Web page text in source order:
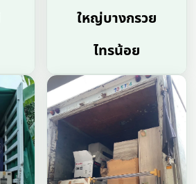
ใหญ่บางกรวย
ไทรน้อย